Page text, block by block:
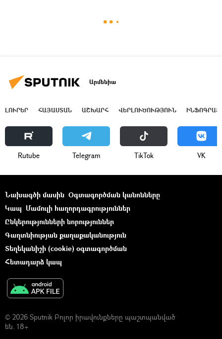
Արմենիա
ԼՈՒՐԵՐ ՀԱՅԱՍՏԱՆ ԱՇԽԱՐՀ ՎԵՐԼՈՒԾՈՒԹՅՈՒՆ
Rutube Telegram ТikТоk VK
Նախագծի մասին Օգտագործման կանոնները
Կապ Մամուլի հաղորդագրություններ
Ընկերությունների նորություններ
Գաղտնիության քաղաքականություն
Տեղեկանիշի (cookie) օգտագործման
Հետադարձ կապ
© 2026 Sputnik Բոլոր իրավունքները պաշտպանված
են. 18+